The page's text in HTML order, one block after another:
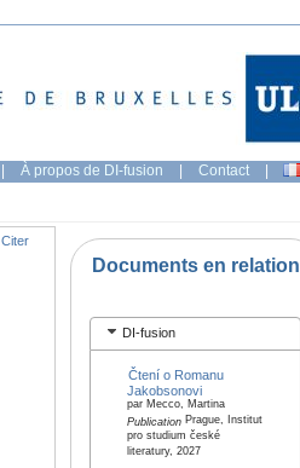
| À propos de DI-fusion | Contact |
Citer
Documents en relation
DI-fusion
Čtení o Romanu
Jakobsonovi
par Mecco, Martina
PublicationPrague, Institut
pro studium české
literatury, 2027